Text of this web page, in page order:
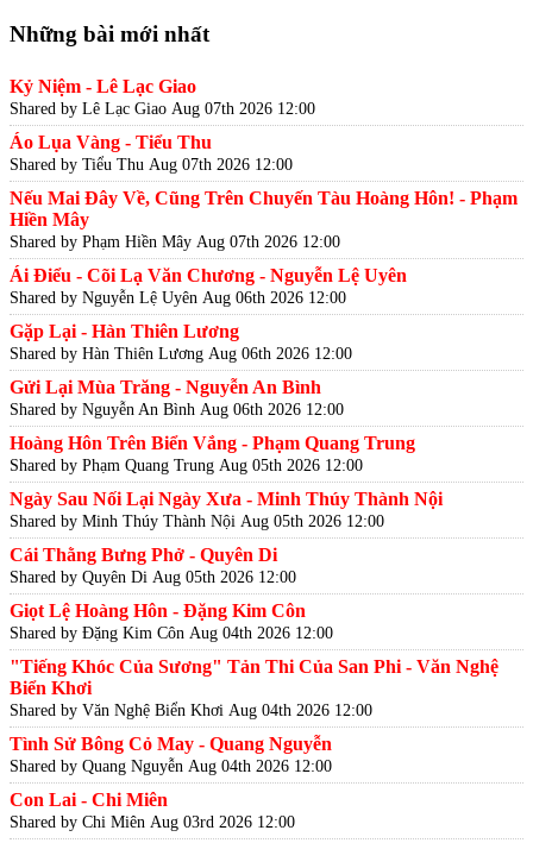
Những bài mới nhất
Kỷ Niệm - Lê Lạc Giao
Shared by Lê Lạc Giao Aug 07th 2026 12:00
Áo Lụa Vàng - Tiểu Thu
Shared by Tiểu Thu Aug 07th 2026 12:00
Nếu Mai Đây Về, Cũng Trên Chuyến Tàu Hoàng Hôn! - Phạm
Hiền Mây
Shared by Phạm Hiền Mây Aug 07th 2026 12:00
Ái Điểu - Cõi Lạ Văn Chương - Nguyễn Lệ Uyên
Shared by Nguyễn Lệ Uyên Aug 06th 2026 12:00
Gặp Lại - Hàn Thiên Lương
Shared by Hàn Thiên Lương Aug 06th 2026 12:00
Gửi Lại Mùa Trăng - Nguyễn An Bình
Shared by Nguyễn An Bình Aug 06th 2026 12:00
Hoàng Hôn Trên Biển Vắng - Phạm Quang Trung
Shared by Phạm Quang Trung Aug 05th 2026 12:00
Ngày Sau Nối Lại Ngày Xưa - Minh Thúy Thành Nội
Shared by Minh Thúy Thành Nội Aug 05th 2026 12:00
Cái Thằng Bưng Phở - Quyên Di
Shared by Quyên Di Aug 05th 2026 12:00
Giọt Lệ Hoàng Hôn - Đặng Kim Côn
Shared by Đặng Kim Côn Aug 04th 2026 12:00
"Tiếng Khóc Của Sương" Tản Thi Của San Phi - Văn Nghệ
Biển Khơi
Shared by Văn Nghệ Biển Khơi Aug 04th 2026 12:00
Tình Sử Bông Cỏ May - Quang Nguyễn
Shared by Quang Nguyễn Aug 04th 2026 12:00
Con Lai - Chi Miên
Shared by Chi Miên Aug 03rd 2026 12:00